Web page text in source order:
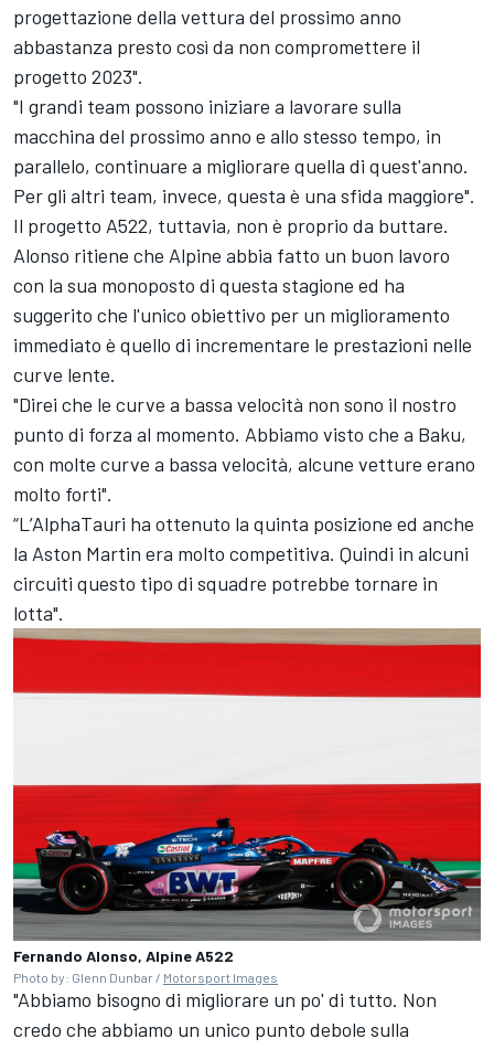
progettazione della vettura del prossimo anno
abbastanza presto così da non compromettere il
progetto 2023".
"I grandi team possono iniziare a lavorare sulla
macchina del prossimo anno e allo stesso tempo, in
parallelo, continuare a migliorare quella di quest'anno.
Per gli altri team, invece, questa è una sfida maggiore".
Il progetto A522, tuttavia, non è proprio da buttare.
Alonso ritiene che Alpine abbia fatto un buon lavoro
con la sua monoposto di questa stagione ed ha
suggerito che l'unico obiettivo per un miglioramento
immediato è quello di incrementare le prestazioni nelle
curve lente.
"Direi che le curve a bassa velocità non sono il nostro
punto di forza al momento. Abbiamo visto che a Baku,
con molte curve a bassa velocità, alcune vetture erano
molto forti".
“L’AlphaTauri ha ottenuto la quinta posizione ed anche
la Aston Martin era molto competitiva. Quindi in alcuni
circuiti questo tipo di squadre potrebbe tornare in
lotta".
Fernando Alonso, Alpine A522
Photo by: Glenn Dunbar / Motorsport Images
"Abbiamo bisogno di migliorare un po' di tutto. Non
credo che abbiamo un unico punto debole sulla